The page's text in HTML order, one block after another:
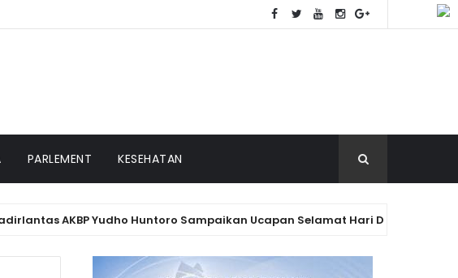
PARLEMENT KESEHATAN
Yudho Huntoro Sampaikan Ucapan Selamat Hari Dharma Wanita